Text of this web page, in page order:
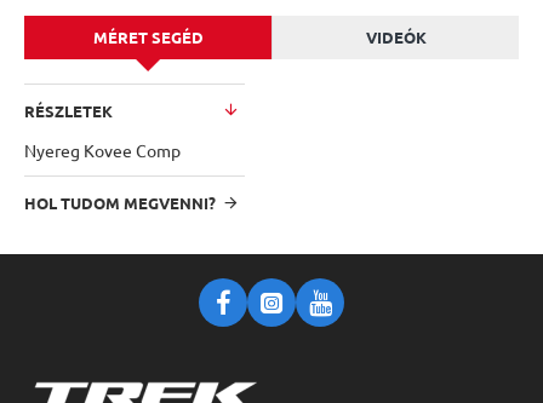
MÉRET SEGÉD VIDEÓK
RÉSZLETEK
Nyereg Kovee Comp
HOL TUDOM MEGVENNI?